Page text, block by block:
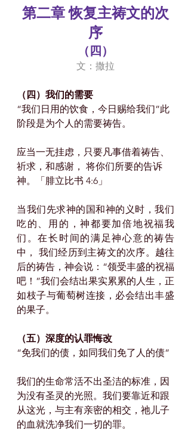
第二章 恢复主祷文的次
序
（四）
文：撒拉
（四）我们的需要
“我们日用的饮食，今日赐给我们”此
阶段是为个人的需要祷告。
应当一无挂虑，只要凡事借着祷告、
祈求，和感谢， 将你们所要的告诉
神。「腓立比书 4:6」
当我们先求神的国和神的义时，我们
吃的、用的，神都要加倍地祝福我
们。在长时间的满足神心意的祷告
中， 我们经历到主祷文的次序。越往
后的祷告，神会说：“领受丰盛的祝福
吧！”我们会结出果实累累的人生，正
如枝子与葡萄树连接，必会结出丰盛
的果子。
（五）深度的认罪悔改
“免我们的债，如同我们免了人的债”
我们的生命常活不出圣洁的标准，因
为没有圣灵的光照。我们要靠近和跟
从这光，与主有亲密的相交，祂儿子
的血就洗净我们一切的罪。